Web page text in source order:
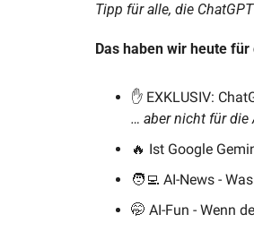
Tipp für alle, die
Das haben wir heute
✋ EXKLUSIV:
… aber nicht für die
🔥 Ist Google
🧑‍💻 AI-News -
🤭 AI-Fun - Wenn